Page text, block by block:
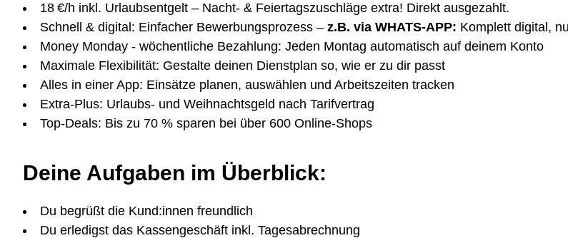
18 €/h inkl. Urlaubsentgelt – Nacht- & Feiertagszuschläge extra! Direkt ausgezahlt.
Schnell & digital: Einfacher Bewerbungsprozess – z.B. via WHATS-APP: Komplett digital,
Money Monday - wöchentliche Bezahlung: Jeden Montag automatisch auf deinem Konto
Maximale Flexibilität: Gestalte deinen Dienstplan so, wie er zu dir passt
Alles in einer App: Einsätze planen, auswählen und Arbeitszeiten tracken
Extra-Plus: Urlaubs- und Weihnachtsgeld nach Tarifvertrag
Top-Deals: Bis zu 70 % sparen bei über 600 Online-Shops
Deine Aufgaben im Überblick:
Du begrüßt die Kund:innen freundlich
Du erledigst das Kassengeschäft inkl. Tagesabrechnung